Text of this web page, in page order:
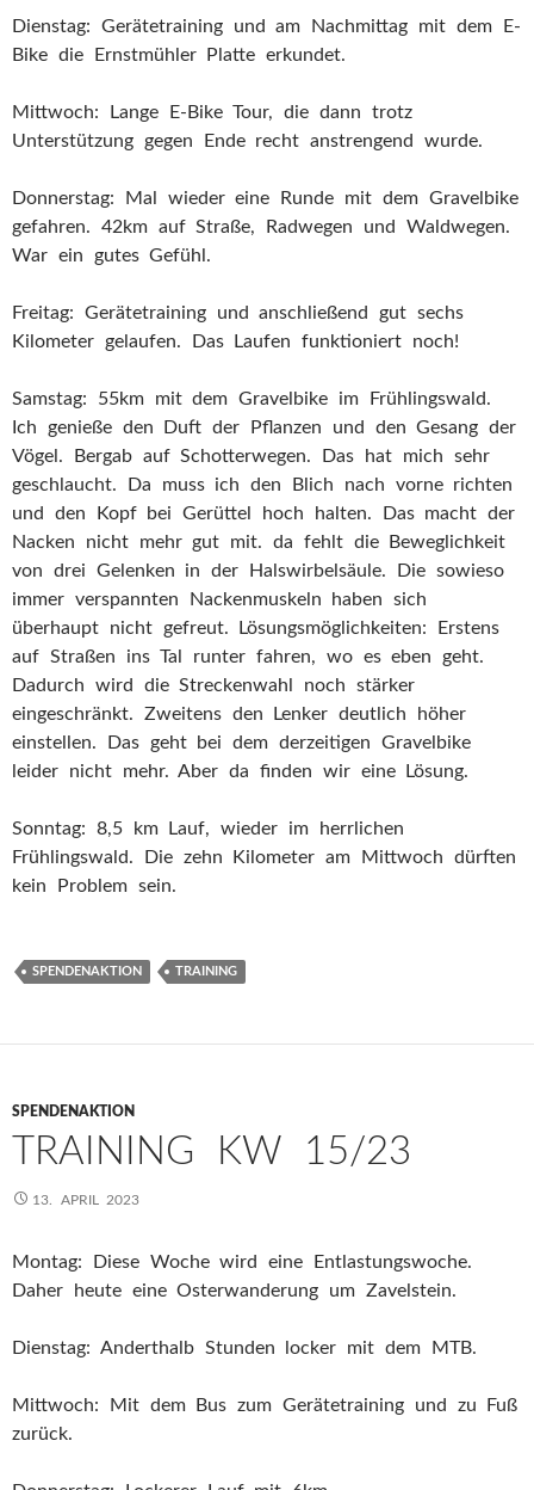
Dienstag: Gerätetraining und am Nachmittag mit dem E-
Bike die Ernstmühler Platte erkundet.
Mittwoch: Lange E-Bike Tour, die dann trotz
Unterstützung gegen Ende recht anstrengend wurde.
Donnerstag: Mal wieder eine Runde mit dem Gravelbike
gefahren. 42km auf Straße, Radwegen und Waldwegen.
War ein gutes Gefühl.
Freitag: Gerätetraining und anschließend gut sechs
Kilometer gelaufen. Das Laufen funktioniert noch!
Samstag: 55km mit dem Gravelbike im Frühlingswald.
Ich genieße den Duft der Pflanzen und den Gesang der
Vögel. Bergab auf Schotterwegen. Das hat mich sehr
geschlaucht. Da muss ich den Blich nach vorne richten
und den Kopf bei Gerüttel hoch halten. Das macht der
Nacken nicht mehr gut mit. da fehlt die Beweglichkeit
von drei Gelenken in der Halswirbelsäule. Die sowieso
immer verspannten Nackenmuskeln haben sich
überhaupt nicht gefreut. Lösungsmöglichkeiten: Erstens
auf Straßen ins Tal runter fahren, wo es eben geht.
Dadurch wird die Streckenwahl noch stärker
eingeschränkt. Zweitens den Lenker deutlich höher
einstellen. Das geht bei dem derzeitigen Gravelbike
leider nicht mehr. Aber da finden wir eine Lösung.
Sonntag: 8,5 km Lauf, wieder im herrlichen
Frühlingswald. Die zehn Kilometer am Mittwoch dürften
kein Problem sein.
SPENDENAKTION TRAINING
SPENDENAKTION
TRAINING KW 15/23
13. APRIL 2023
Montag: Diese Woche wird eine Entlastungswoche.
Daher heute eine Osterwanderung um Zavelstein.
Dienstag: Anderthalb Stunden locker mit dem MTB.
Mittwoch: Mit dem Bus zum Gerätetraining und zu Fuß
zurück.